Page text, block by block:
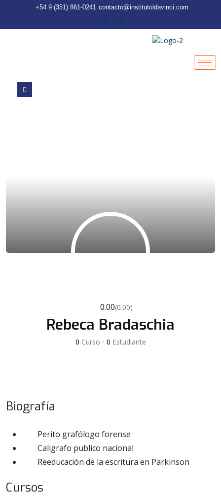
+54 9 (351) 861-0241 contacto@institutoldavinci.com
0.00(0.00)
Rebeca Bradaschia
0 Curso • 0 Estudiante
Biografía
Perito grafólogo forense
Caligrafo publico nacional
Reeducación de la escritura en Parkinson
Cursos